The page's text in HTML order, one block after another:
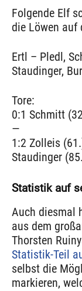
Folgende Elf
die Löwen auf
Ertl – Pledl,
Staudinger,
Tore:
0:1 Schmitt
—
1:2 Zolleis
Staudinger
Statistik auf
Auch diesmal
aus dem
Thorsten
Statistik-Teil
selbst die
markieren,